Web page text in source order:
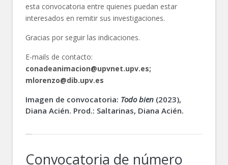
esta convocatoria entre quienes puedan estar
interesados en remitir sus investigaciones.
Gracias por seguir las indicaciones.
E-mails de contacto:
conadeanimacion@upvnet.upv.es;
mlorenzo@dib.upv.es
Imagen de convocatoria: Todo bien (2023),
Diana Acién. Prod.: Saltarinas, Diana Acién.
Convocatoria de número